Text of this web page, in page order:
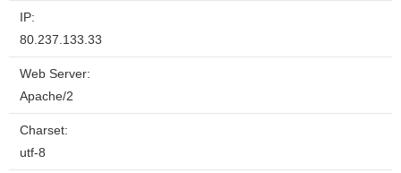
IP:
80.237.133.33
Web Server:
Apache/2
Charset:
utf-8